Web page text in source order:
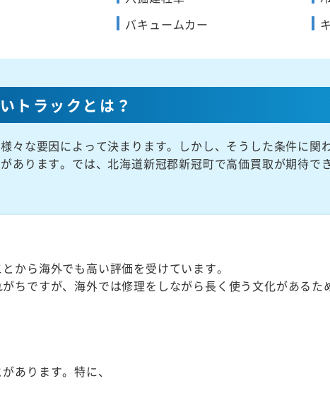
バキュームカー
トラックとは？
々な要因によって決まります。しかし、そうした条件に関
あります。では、北海道新冠郡新冠町で高価買取が期待で
から海外でも高い評価を受けています。
ちですが、海外では修理をしながら長く使う文化があるた
あります。特に、